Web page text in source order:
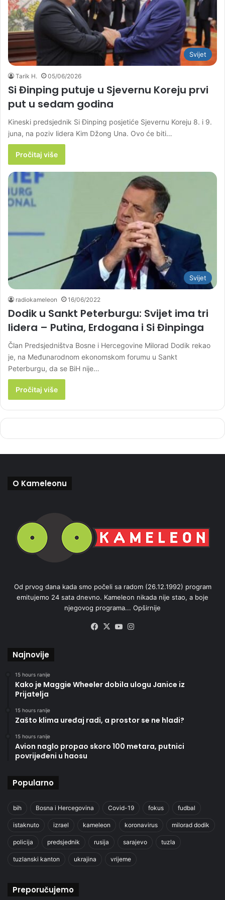
Svijet
Tarik H. 05/06/2026
Si Đinping putuje u Sjevernu Koreju prvi
put u sedam godina
Kineski predsjednik Si Đinping posjetiće Sjevernu Koreju 8. i 9.
juna, na poziv lidera Kim Džong Una. Ovo će biti…
Pročitaj više
Svijet
radiokameleon 16/06/2022
Dodik u Sankt Peterburgu: Svijet ima tri
lidera – Putina, Erdogana i Si Đinpinga
Član Predsjedništva Bosne i Hercegovine Milorad Dodik rekao
je, na Međunarodnom ekonomskom forumu u Sankt
Peterburgu, da se BiH nije…
Pročitaj više
O Kameleonu
Od prvog dana kada smo počeli sa radom (26.12.1992) program
emitujemo 24 sata dnevno. Kameleon nikada nije stao, a boje
njegovog programa... Opširnije
Facebook
X YouTube
Najnovije
15 hours ranije
Kako je Maggie Wheeler dobila ulogu Janice iz
Prijatelja
15 hours ranije
Zašto klima uređaj radi, a prostor se ne hladi?
15 hours ranije
Avion naglo propao skoro 100 metara, putnici
povrijeđeni u haosu
Popularno
bih Bosna i Hercegovina Covid-19 fokus fudbal
istaknuto izrael kameleon koronavirus milorad dodik
policija predsjednik rusija sarajevo tuzla
tuzlanski kanton ukrajina vrijeme
Preporučujemo